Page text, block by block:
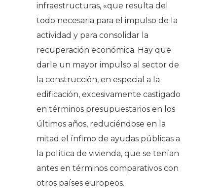
infraestructuras, «que resulta del
todo necesaria para el impulso de la
actividad y para consolidar la
recuperación económica. Hay que
darle un mayor impulso al sector de
la construcción, en especial a la
edificación, excesivamente castigado
en términos presupuestarios en los
últimos años, reduciéndose en la
mitad el ínfimo de ayudas públicas a
la política de vivienda, que se tenían
antes en términos comparativos con
otros países europeos.